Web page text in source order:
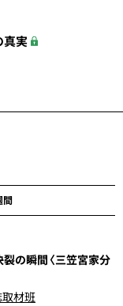
真実
間
の瞬間〈三笠宮家分
材班